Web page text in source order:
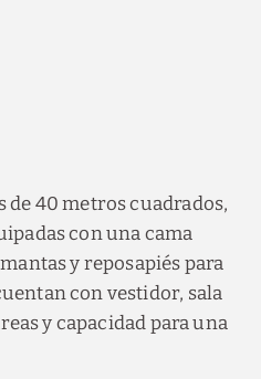
de 40 metros cuadrados,
con una cama
y reposapiés para
con vestidor, sala
y capacidad para una